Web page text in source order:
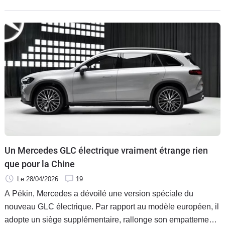
semer le trouble : malgré un abattement de 200 kg, certains
modèles à grosses batteries, pourtant amenés à rouler plus
longtemps sans brûler d’essence, écopent de taxes pouvant
dépasser les 15 000 €. Et c’est sans compter les
stationnements surfacturés…
Un Mercedes GLC électrique vraiment étrange rien
que pour la Chine
Le 28/04/2026 19
A Pékin, Mercedes a dévoilé une version spéciale du
nouveau GLC électrique. Par rapport au modèle européen, il
adopte un siège supplémentaire, rallonge son empattement